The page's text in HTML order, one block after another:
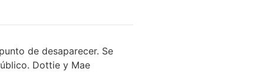
de desaparecer. Se
Dottie y Mae